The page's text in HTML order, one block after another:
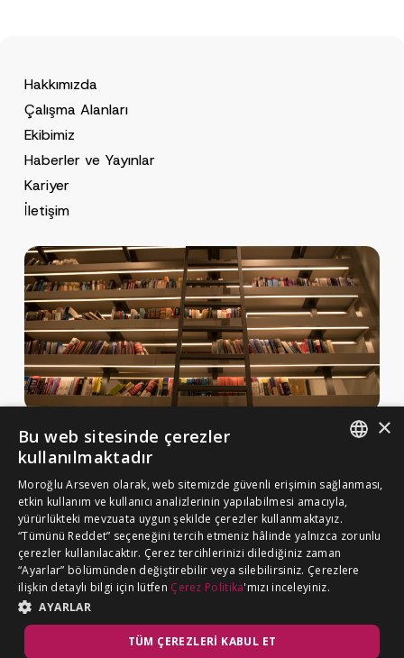
Hakkımızda
Çalışma Alanları
Ekibimiz
Haberler ve Yayınlar
Kariyer
İletişim
Haberler ve Yayınlar
MA Gazette
Kariyer
Çerez Politikası
Aydınlatma Metni
BİZE ULAŞIN
TURKISH
×
Bu web sitesinde çerezler
kullanılmaktadır
Moroğlu Arseven olarak, web sitemizde güvenli erişimin sağlanması,
etkin kullanım ve kullanıcı analizlerinin yapılabilmesi amacıyla,
yürürlükteki mevzuata uygun şekilde çerezler kullanmaktayız.
“Tümünü Reddet” seçeneğini tercih etmeniz hâlinde yalnızca zorunlu
çerezler kullanılacaktır. Çerez tercihlerinizi dilediğiniz zaman
“Ayarlar” bölümünden değiştirebilir veya silebilirsiniz. Çerezlere
ilişkin detaylı bilgi için lütfen Çerez Politika'mızı inceleyiniz.
AYARLAR
TÜM ÇEREZLERI KABUL ET